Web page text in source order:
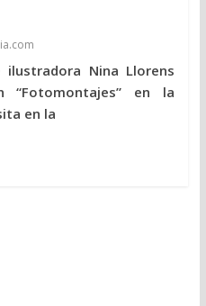
Nina Llorens
“Fotomontajes” en la
en la